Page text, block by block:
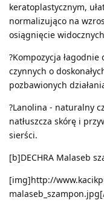
keratoplastycznym,
normalizująco na
osiągnięcie
?Kompozycja
czynnych o
pozbawionych
?Lanolina - naturalny
natłuszcza skórę i
sierści.
[b]DECHRA Malaseb
[img]http://